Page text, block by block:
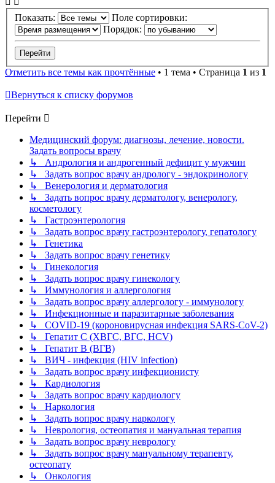
Показать:
Поле сортировки:
Порядок:
Отметить все темы как прочтённые • 1 тема • Страница 1 из 1
Вернуться к списку форумов
Перейти
Медицинский форум: диагнозы, лечение, новости.
Задать вопросы врачу
↳ Андрология и андрогенный дефицит у мужчин
↳ Задать вопрос врачу андрологу - эндокринологу
↳ Венерология и дерматология
↳ Задать вопрос врачу дерматологу, венерологу,
косметологу
↳ Гастроэнтерология
↳ Задать вопрос врачу гастроэнтерологу, гепатологу
↳ Генетика
↳ Задать вопрос врачу генетику
↳ Гинекология
↳ Задать вопрос врачу гинекологу
↳ Иммунология и аллергология
↳ Задать вопрос врачу аллергологу - иммунологу
↳ Инфекционные и паразитарные заболевания
↳ COVID-19 (короновирусная инфекция SARS-CoV-2)
↳ Гепатит C (ХВГС, ВГС, HCV)
↳ Гепатит B (ВГВ)
↳ ВИЧ - инфекция (HIV infection)
↳ Задать вопрос врачу инфекционисту
↳ Кардиология
↳ Задать вопрос врачу кардиологу
↳ Наркология
↳ Задать вопрос врачу наркологу
↳ Неврология, остеопатия и мануальная терапия
↳ Задать вопрос врачу неврологу
↳ Задать вопрос врачу мануальному терапевту,
остеопату
↳ Онкология